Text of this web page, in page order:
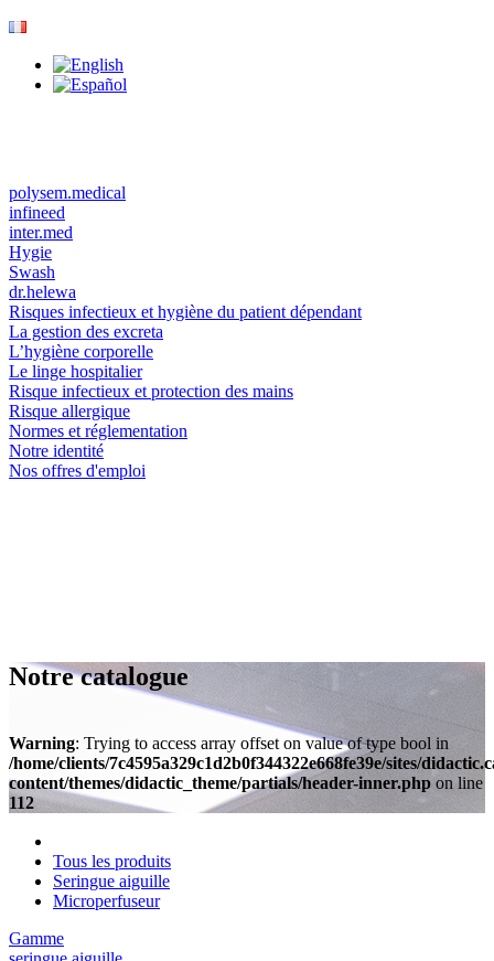
polysem.medical
infineed
inter.med
Hygie
Swash
dr.helewa
Risques infectieux et hygiène du patient dépendant
La gestion des excreta
L’hygiène corporelle
Le linge hospitalier
Risque infectieux et protection des mains
Risque allergique
Normes et réglementation
Notre identité
Nos offres d'emploi
Notre catalogue
Warning: Trying to access array offset on value of type bool in
/home/clients/7c4595a329c1d2b0f344322e668fe39e/sites/
content/themes/didactic_theme/partials/header-inner.php on line
112
Tous les produits
Seringue aiguille
Microperfuseur
Gamme